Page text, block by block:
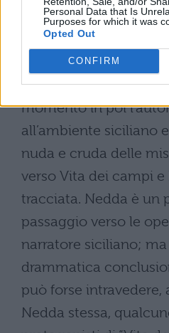
Personal Data that Is
Purposes for which it was
Opted Out
CONFIRM
noti ma li ambienta
e rurale; i personaggi
ultimi, che tentano di
vivere migliore, ma
momento in poi
all’ambiente siciliano
nuda e cruda delle
verso Vita dei campi
tracciata. Nedda è un
passaggio verso le
narratore siciliano;
drammatica
può forse intravedere,
Nedda stessa,